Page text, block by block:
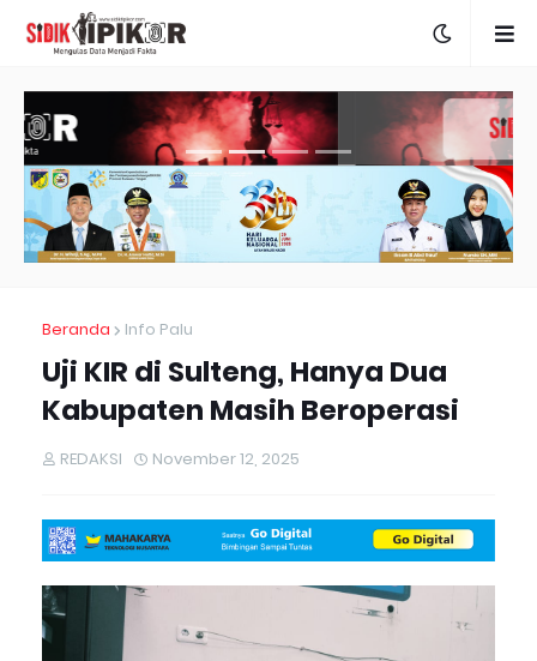
Beranda Info Palu
Uji KIR di Sulteng, Hanya Dua
Kabupaten Masih Beroperasi
REDAKSI November 12, 2025